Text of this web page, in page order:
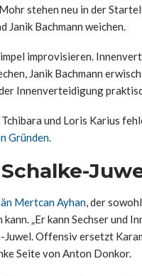
stehen neu in der
Janik Bachmann weichen.
improvisieren.
Janik Bachmann
Innenverteidigung
und Loris Karius
Gründen.
Mertcan Ayhan, der
„Er kann Sechser und
Juwel. Offensiv ersetzt
Seite von Anton Donkor.